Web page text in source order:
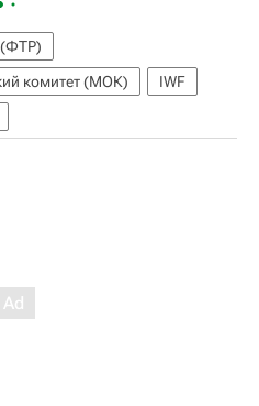
(ФТР)
комитет (МОК)
IWF